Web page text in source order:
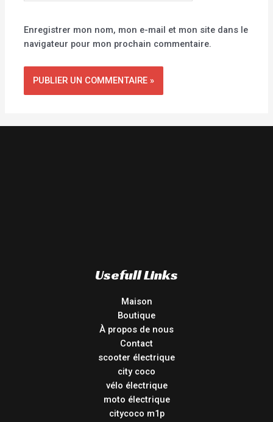
Enregistrer mon nom, mon e-mail et mon site dans le
navigateur pour mon prochain commentaire.
Usefull Links
Maison
Boutique
À propos de nous
Contact
scooter électrique
city coco
vélo électrique
moto électrique
citycoco m1p